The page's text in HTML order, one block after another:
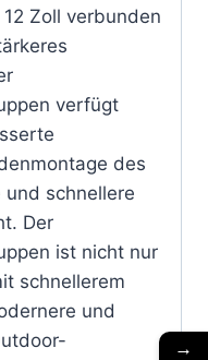
Zoll verbunden
verfügt
des
und schnellere
Der
ist nicht nur
schnellerem
und
→